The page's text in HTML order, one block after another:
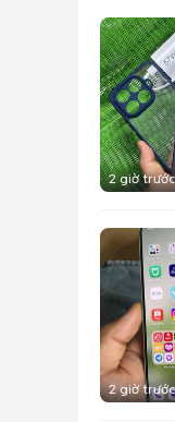
2 giờ trước
2 giờ trước